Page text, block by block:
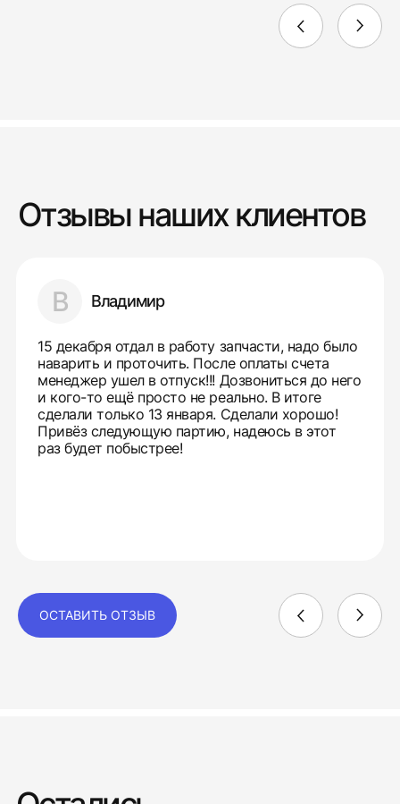
Отзывы наших клиентов
В Владимир
15 декабря отдал в работу запчасти, надо было
наварить и проточить. После оплаты счета
менеджер ушел в отпуск!!! Дозвониться до него
и кого-то ещё просто не реально. В итоге
сделали только 13 января. Сделали хорошо!
Привёз следующую партию, надеюсь в этот
раз будет побыстрее!
ОСТАВИТЬ ОТЗЫВ